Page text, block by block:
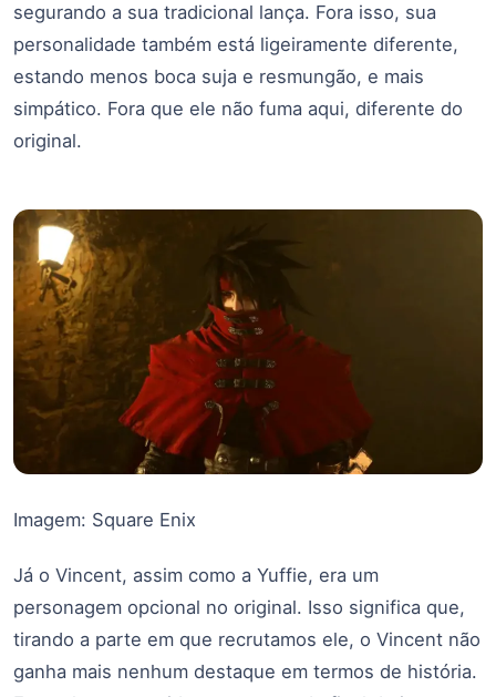
segurando a sua tradicional lança. Fora isso, sua
personalidade também está ligeiramente diferente,
estando menos boca suja e resmungão, e mais
simpático. Fora que ele não fuma aqui, diferente do
original.
Imagem: Square Enix
Já o Vincent, assim como a Yuffie, era um
personagem opcional no original. Isso significa que,
tirando a parte em que recrutamos ele, o Vincent não
ganha mais nenhum destaque em termos de história.